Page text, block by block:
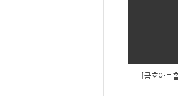
[금호아트